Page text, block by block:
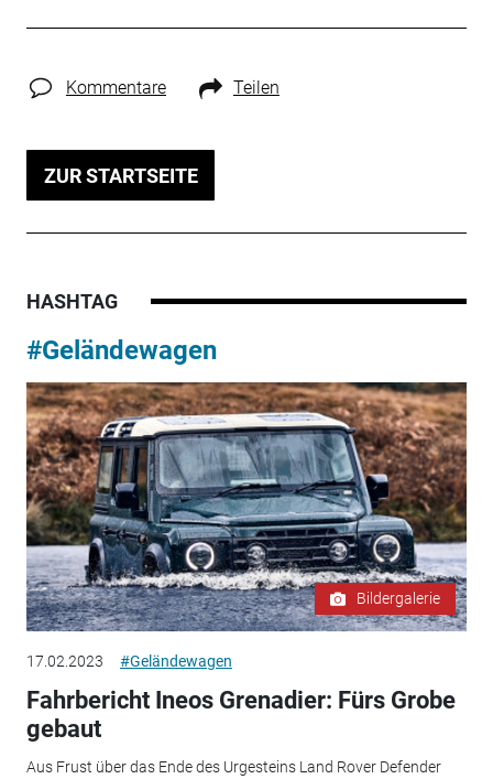
Kommentare Teilen
ZUR STARTSEITE
HASHTAG
#Geländewagen
Bildergalerie
17.02.2023 #Geländewagen
Fahrbericht Ineos Grenadier: Fürs Grobe
gebaut
Aus Frust über das Ende des Urgesteins Land Rover Defender